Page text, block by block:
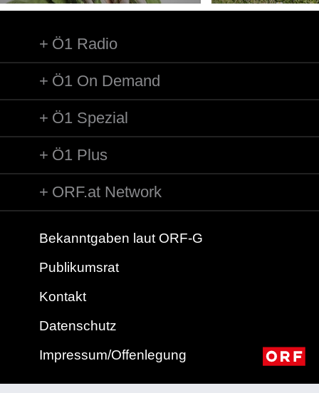
Ö1 Radio
Ö1 On Demand
Ö1 Spezial
Ö1 Plus
ORF.at Network
Bekanntgaben laut ORF-G
Publikumsrat
Kontakt
Datenschutz
Impressum/Offenlegung